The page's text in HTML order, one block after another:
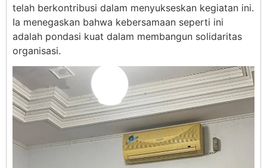
telah berkontribusi dalam menyukseskan kegiatan ini.
Ia menegaskan bahwa kebersamaan seperti ini
adalah pondasi kuat dalam membangun solidaritas
organisasi.